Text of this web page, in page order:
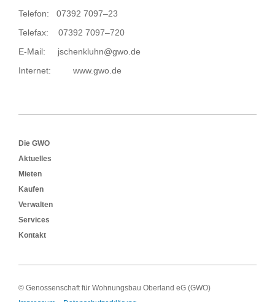
Telefon: 07392 7097–23
Telefax: 07392 7097–720
E-Mail:
jschenkluhn@gwo.de
Internet: www.gwo.de
Die GWO
Aktuelles
Mieten
Kaufen
Verwalten
Services
Kontakt
© Genossenschaft für Wohnungsbau Oberland eG (GWO)